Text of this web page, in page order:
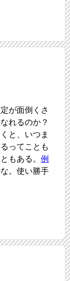
が面倒くさ
れるのか？
と、いつま
ってことも
もある。例
。使い勝手